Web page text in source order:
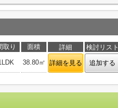
取り 面積 詳細
検討リスト
38.80㎡ 詳細を見る 追加する